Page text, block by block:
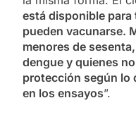
está disponible
pueden vacunarse.
menores de
dengue y quienes
protección según lo
en los ensayos”.